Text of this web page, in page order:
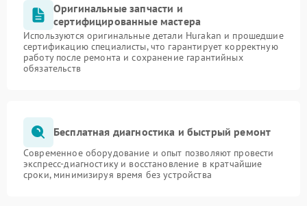
Оригинальные запчасти и
сертифицированные мастера
Используются оригинальные детали Hurakan и прошедшие
сертификацию специалисты, что гарантирует корректную
работу после ремонта и сохранение гарантийных
обязательств
Бесплатная диагностика и быстрый ремонт
Современное оборудование и опыт позволяют провести
экспресс-диагностику и восстановление в кратчайшие
сроки, минимизируя время без устройства